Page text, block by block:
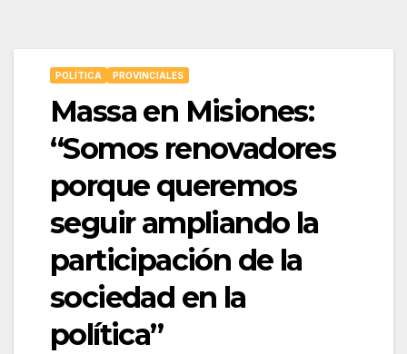
POLÍTICA PROVINCIALES
Massa en Misiones:
“Somos renovadores
porque queremos
seguir ampliando la
participación de la
sociedad en la
política”